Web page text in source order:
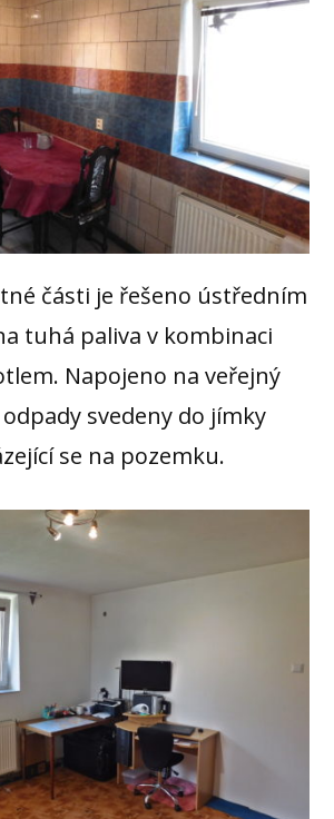
části je řešeno ústředním
tuhá paliva v kombinaci
Napojeno na veřejný
svedeny do jímky
se na pozemku.